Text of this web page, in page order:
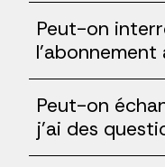
Peut-on
Peut-on
j'ai des